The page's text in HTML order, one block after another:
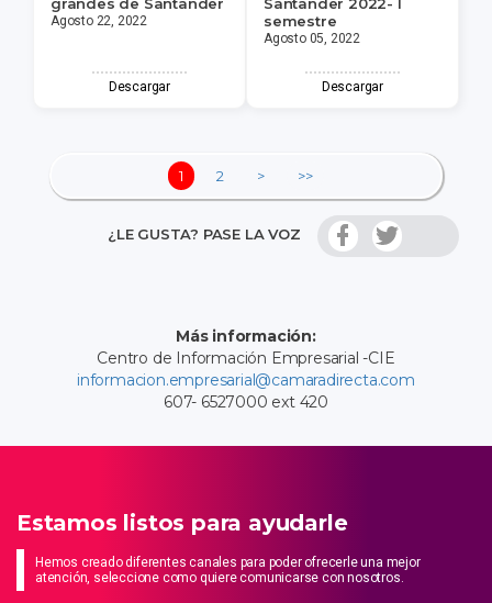
Agosto 22, 2022
Descargar
semestre
Agosto 05, 2022
Descargar
1 2 > >>
¿LE GUSTA? PASE LA VOZ
Más información:
Centro de Información Empresarial -CIE
informacion.empresarial@camaradirecta.com
607- 6527000 ext 420
Estamos listos para ayudarle
Hemos creado diferentes canales para poder ofrecerle una mejor
atención, seleccione como quiere comunicarse con nosotros.